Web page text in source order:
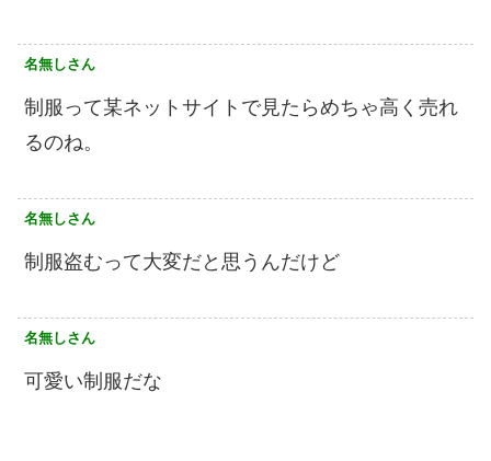
名無しさん
制服って某ネットサイトで見たらめちゃ高く売れ
るのね。
名無しさん
制服盗むって大変だと思うんだけど
名無しさん
可愛い制服だな